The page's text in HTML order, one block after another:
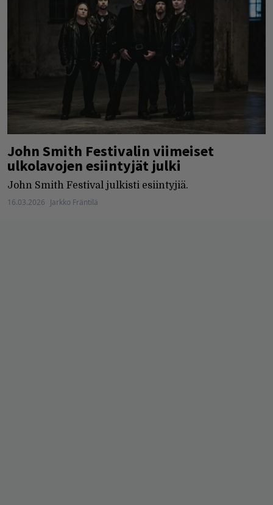
John Smith Festivalin viimeiset
ulkolavojen esiintyjät julki
John Smith Festival julkisti esiintyjiä.
16.03.2026 Jarkko Fräntilä